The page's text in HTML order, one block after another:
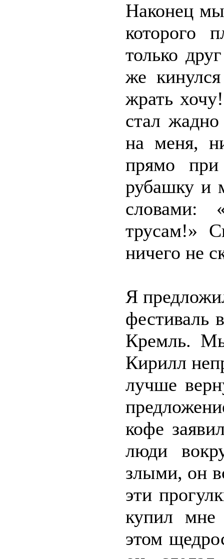
Наконец
которого
только
же
жрать
стал
на меня,
прямо при
рубашку и
словами:
трусам!»
ничего не
Я
фестиваль
Кремль.
Кирилл
лучше
кофе
люди
злыми, он
эти
купил мне
этом